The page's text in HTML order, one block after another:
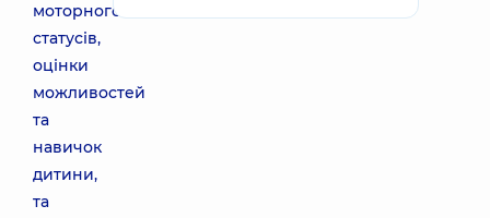
моторного
статусів,
оцінки
можливостей
та
навичок
дитини,
та